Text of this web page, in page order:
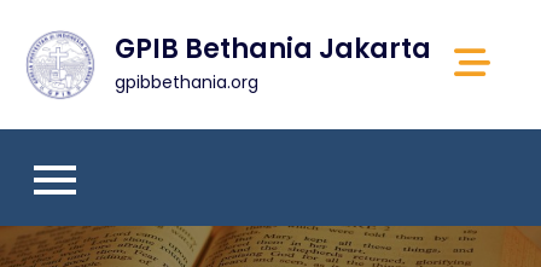
content
GPIB Bethania Jakarta
gpibbethania.org